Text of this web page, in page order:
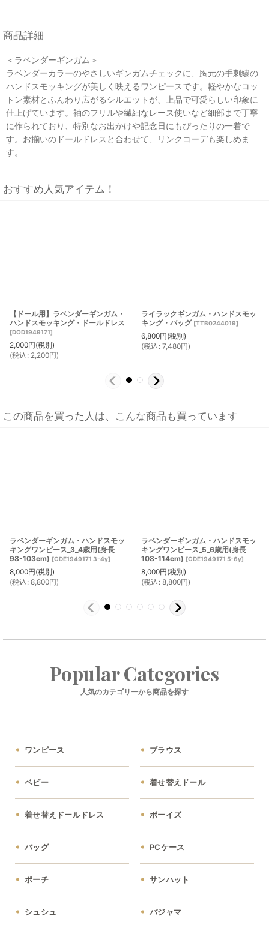
商品詳細
＜ラベンダーギンガム＞
ラベンダーカラーのやさしいギンガムチェックに、胸元の手刺繍の
ハンドスモッキングが美しく映えるワンピースです。軽やかなコッ
トン素材とふんわり広がるシルエットが、上品で可愛らしい印象に
仕上げています。袖のフリルや繊細なレース使いなど細部まで丁寧
に作られており、特別なお出かけや記念日にもぴったりの一着で
す。お揃いのドールドレスと合わせて、リンクコーデも楽しめま
す。
おすすめ人気アイテム！
【ドール用】ラベンダーギンガム・
ハンドスモッキング・ドールドレス
[DOD1949171]
2,000円(税別)
(税込 : 2,200円)
ライラックギンガム・ハンドスモッ
キング・バッグ [TTB0244019]
6,800円(税別)
(税込 : 7,480円)
この商品を買った人は、こんな商品も買っています
ラベンダーギンガム・ハンドスモッ
キングワンピース_3_4歳用(身長
98-103cm) [CDE1949171 3-4y]
8,000円(税別)
(税込 : 8,800円)
ラベンダーギンガム・ハンドスモッ
キングワンピース_5_6歳用(身長
108-114cm) [CDE1949171 5-6y]
8,000円(税別)
(税込 : 8,800円)
Popular Categories
人気のカテゴリーから商品を探す
ワンピース ブラウス
ベビー 着せ替えドール
着せ替えドールドレス ボーイズ
バッグ PCケース
ポーチ サンハット
シュシュ パジャマ